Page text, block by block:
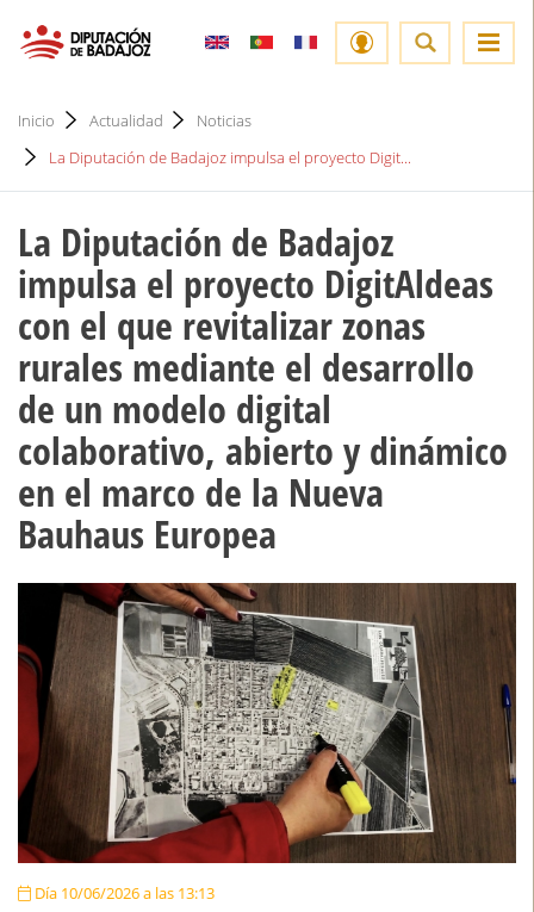
Inicio Actualidad
Noticias
La Diputación de Badajoz impulsa el proyecto Digit...
La Diputación de Badajoz
impulsa el proyecto DigitAldeas
con el que revitalizar zonas
rurales mediante el desarrollo
de un modelo digital
colaborativo, abierto y dinámico
en el marco de la Nueva
Bauhaus Europea
Día 10/06/2026 a las 13:13